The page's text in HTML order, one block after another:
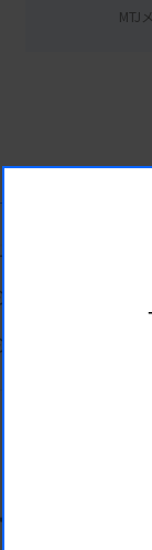
要
グラム】
ンポジウム１
ンポジウム２
ンポジウム３
費・定員など
MTJ
ント・研修